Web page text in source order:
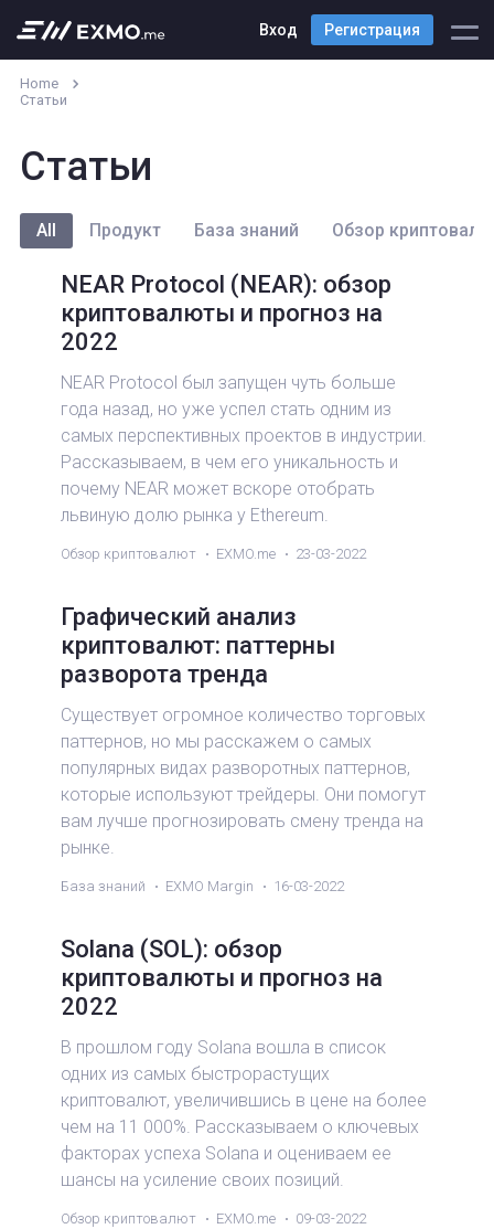
Вход Регистрация
Home
Статьи
Статьи
All Продукт База знаний Обзор
NEAR Protocol (NEAR): обзор
криптовалюты и прогноз на
2022
NEAR Protocol был запущен чуть больше
года назад, но уже успел стать одним из
самых перспективных проектов в индустрии.
Рассказываем, в чем его уникальность и
почему NEAR может вскоре отобрать
львиную долю рынка у Ethereum.
Обзор криптовалют EXMO.me 23-03-2022
Графический анализ
криптовалют: паттерны
разворота тренда
Существует огромное количество торговых
паттернов, но мы расскажем о самых
популярных видах разворотных паттернов,
которые используют трейдеры. Они помогут
вам лучше прогнозировать смену тренда на
рынке.
База знаний EXMO Margin 16-03-2022
Solana (SOL): обзор
криптовалюты и прогноз на
2022
В прошлом году Solana вошла в список
одних из самых быстрорастущих
криптовалют, увеличившись в цене на более
чем на 11 000%. Рассказываем о ключевых
факторах успеха Solana и оцениваем ее
шансы на усиление своих позиций.
Обзор криптовалют EXMO.me 09-03-2022